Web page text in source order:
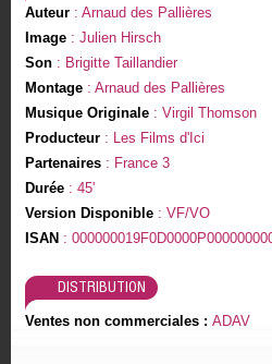
Auteur: Arnaud des Pallières
Image: Julien Hirsch
Son: Brigitte Taillandier
Montage: Arnaud des Pallières
Musique Originale: Virgil Thomson
Producteur: Les Films d'Ici
Partenaires: France 3
Durée: 45'
Version Disponible: VF/VO
ISAN :
DISTRIBUTION
Ventes non commerciales : ADAV